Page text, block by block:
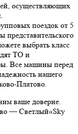
осуществляющих
поездок от 5
выбрать класс
ТО и
Все машины перед
нашего
Платово.
ваше доверие.
— Светлый«Sky